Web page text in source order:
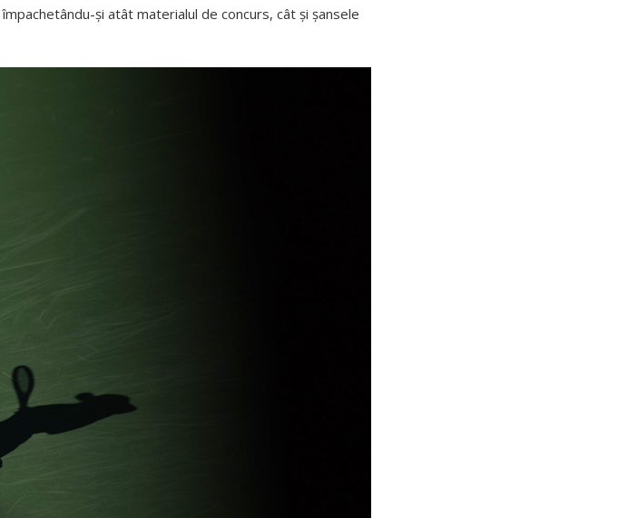
și atât materialul de concurs, cât și șansele